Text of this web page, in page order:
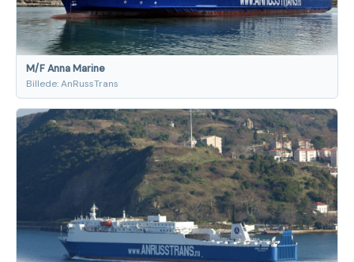
M/F Anna Marine
Billede: AnRussTrans